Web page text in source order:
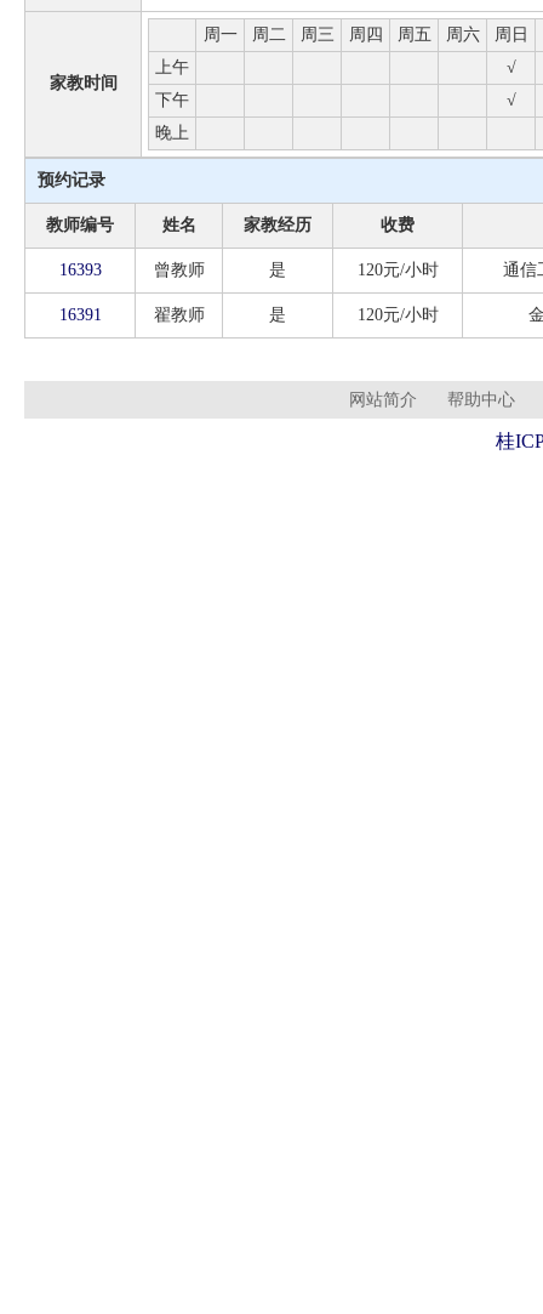
家教时间
周一 周二 周三 周四 周五 周六 周日
上午
√
下午
√
晚上
预约记录
教师编号 姓名 家教经历 收费
16393 曾教师 是 120元/小时 通信
16391 翟教师 是 120元/小时
网站简介 帮助中心
桂